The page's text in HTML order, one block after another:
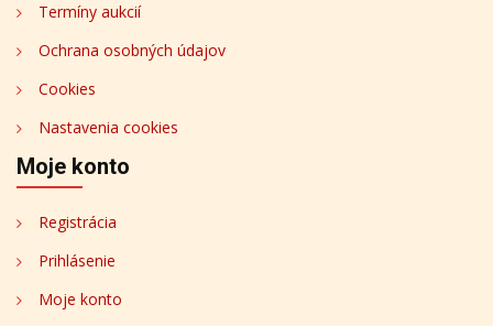
Termíny aukcií
Ochrana osobných údajov
Cookies
Nastavenia cookies
Moje konto
Registrácia
Prihlásenie
Moje konto